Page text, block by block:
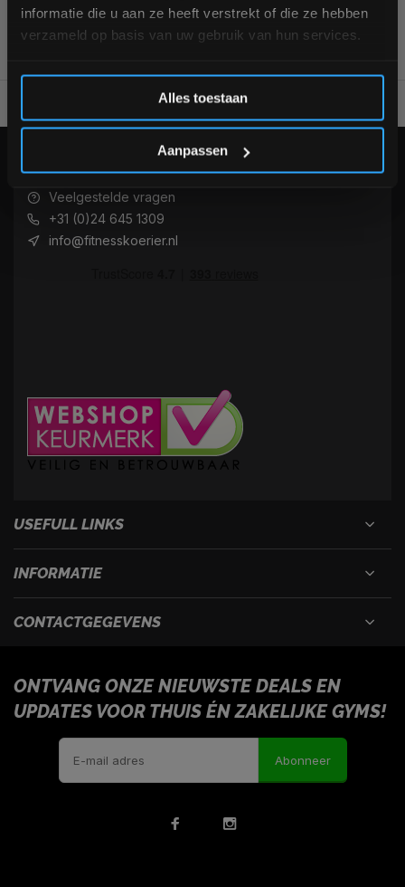
informatie die u aan ze heeft verstrekt of die ze hebben
verzameld op basis van uw gebruik van hun services.
Alles toestaan
Aanpassen
Voor 95% direct uit voorraad geleverd
Veelgestelde vragen
+31 (0)24 645 1309
info@fitnesskoerier.nl
USEFULL LINKS
INFORMATIE
CONTACTGEGEVENS
ONTVANG ONZE NIEUWSTE DEALS EN
UPDATES VOOR THUIS ÉN ZAKELIJKE GYMS!
Abonneer
Inschrijven
*Verzendkosten vallen buiten de korting